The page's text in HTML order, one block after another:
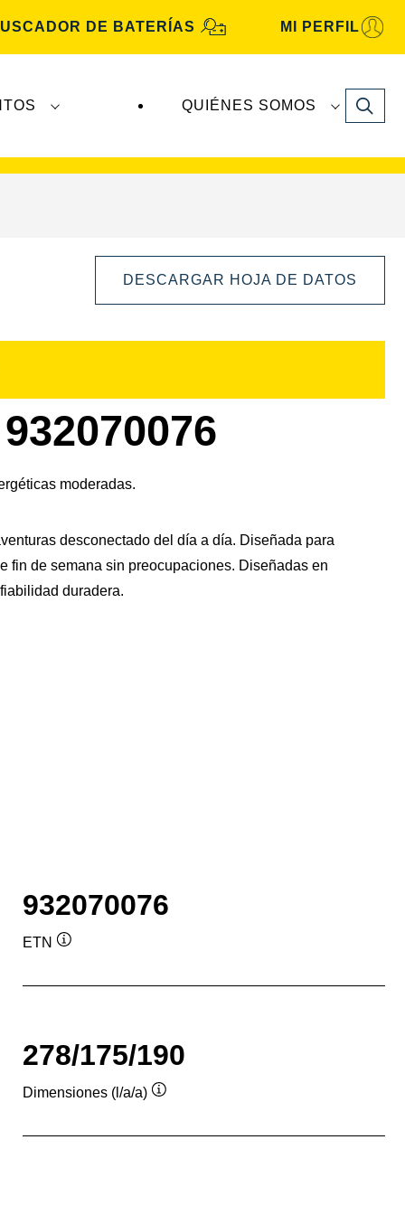
DE BATERÍAS MI PERFIL
QUIÉNES SOMOS Search
DESCARGAR HOJA DE DATOS
moderadas.
desconectado del día a día. Diseñada para
fin de semana sin preocupaciones.​ Diseñadas en
duradera.​
932070076
ETN
herramientas
278/175/190
Dimensiones (l/a/a)
herramientas